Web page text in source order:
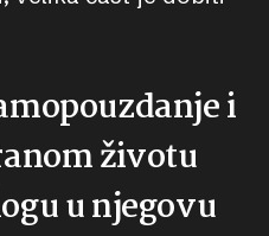
i
životu
u njegovu